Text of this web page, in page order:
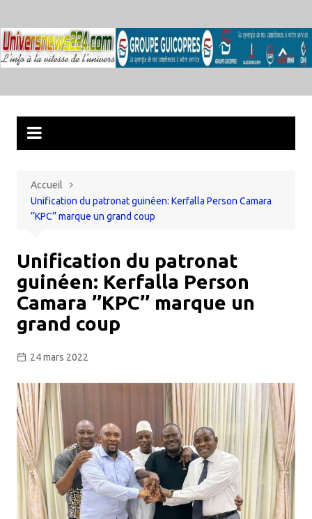
au
contenu
Accueil
Unification du patronat guinéen: Kerfalla Person Camara
’’KPC’’ marque un grand coup
Unification du patronat
guinéen: Kerfalla Person
Camara ’’KPC’’ marque un
grand coup
24 mars 2022